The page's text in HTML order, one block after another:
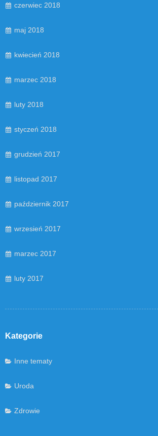
czerwiec 2018
maj 2018
kwiecień 2018
marzec 2018
luty 2018
styczeń 2018
grudzień 2017
listopad 2017
październik 2017
wrzesień 2017
marzec 2017
luty 2017
Kategorie
Inne tematy
Uroda
Zdrowie